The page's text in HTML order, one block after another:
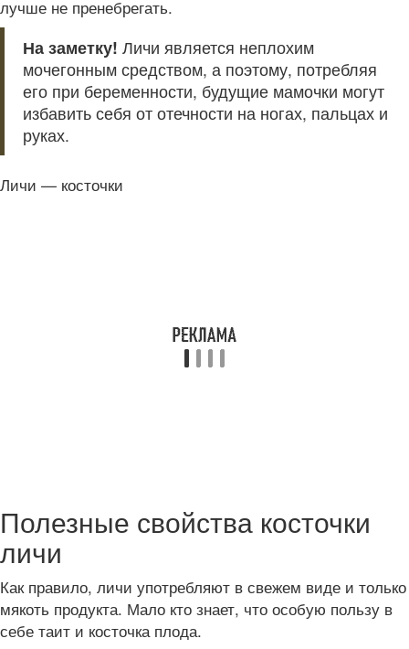
лучше не пренебрегать.
На заметку! Личи является неплохим
мочегонным средством, а поэтому, потребляя
его при беременности, будущие мамочки могут
избавить себя от отечности на ногах, пальцах и
руках.
Личи — косточки
Полезные свойства косточки
личи
Как правило, личи употребляют в свежем виде и только
мякоть продукта. Мало кто знает, что особую пользу в
себе таит и косточка плода.